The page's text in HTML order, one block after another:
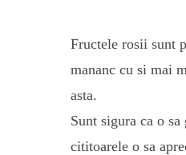
Fructele rosii sunt
mananc cu si mai
asta.
Sunt sigura ca o
cititoarele o sa